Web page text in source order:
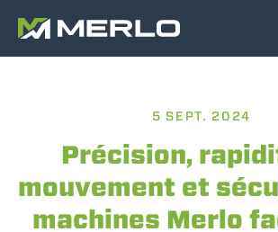
5 SEPT. 2024
Précision,
mouvement et
machines Merlo